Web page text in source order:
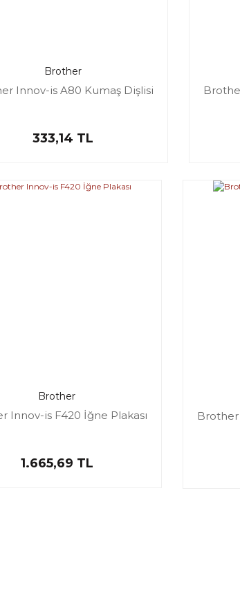
Brother
Innov-is A80 Kumaş Dişlisi
333,14 TL
Brother
Innov-is F420 İğne Plakası
1.665,69 TL
Brother